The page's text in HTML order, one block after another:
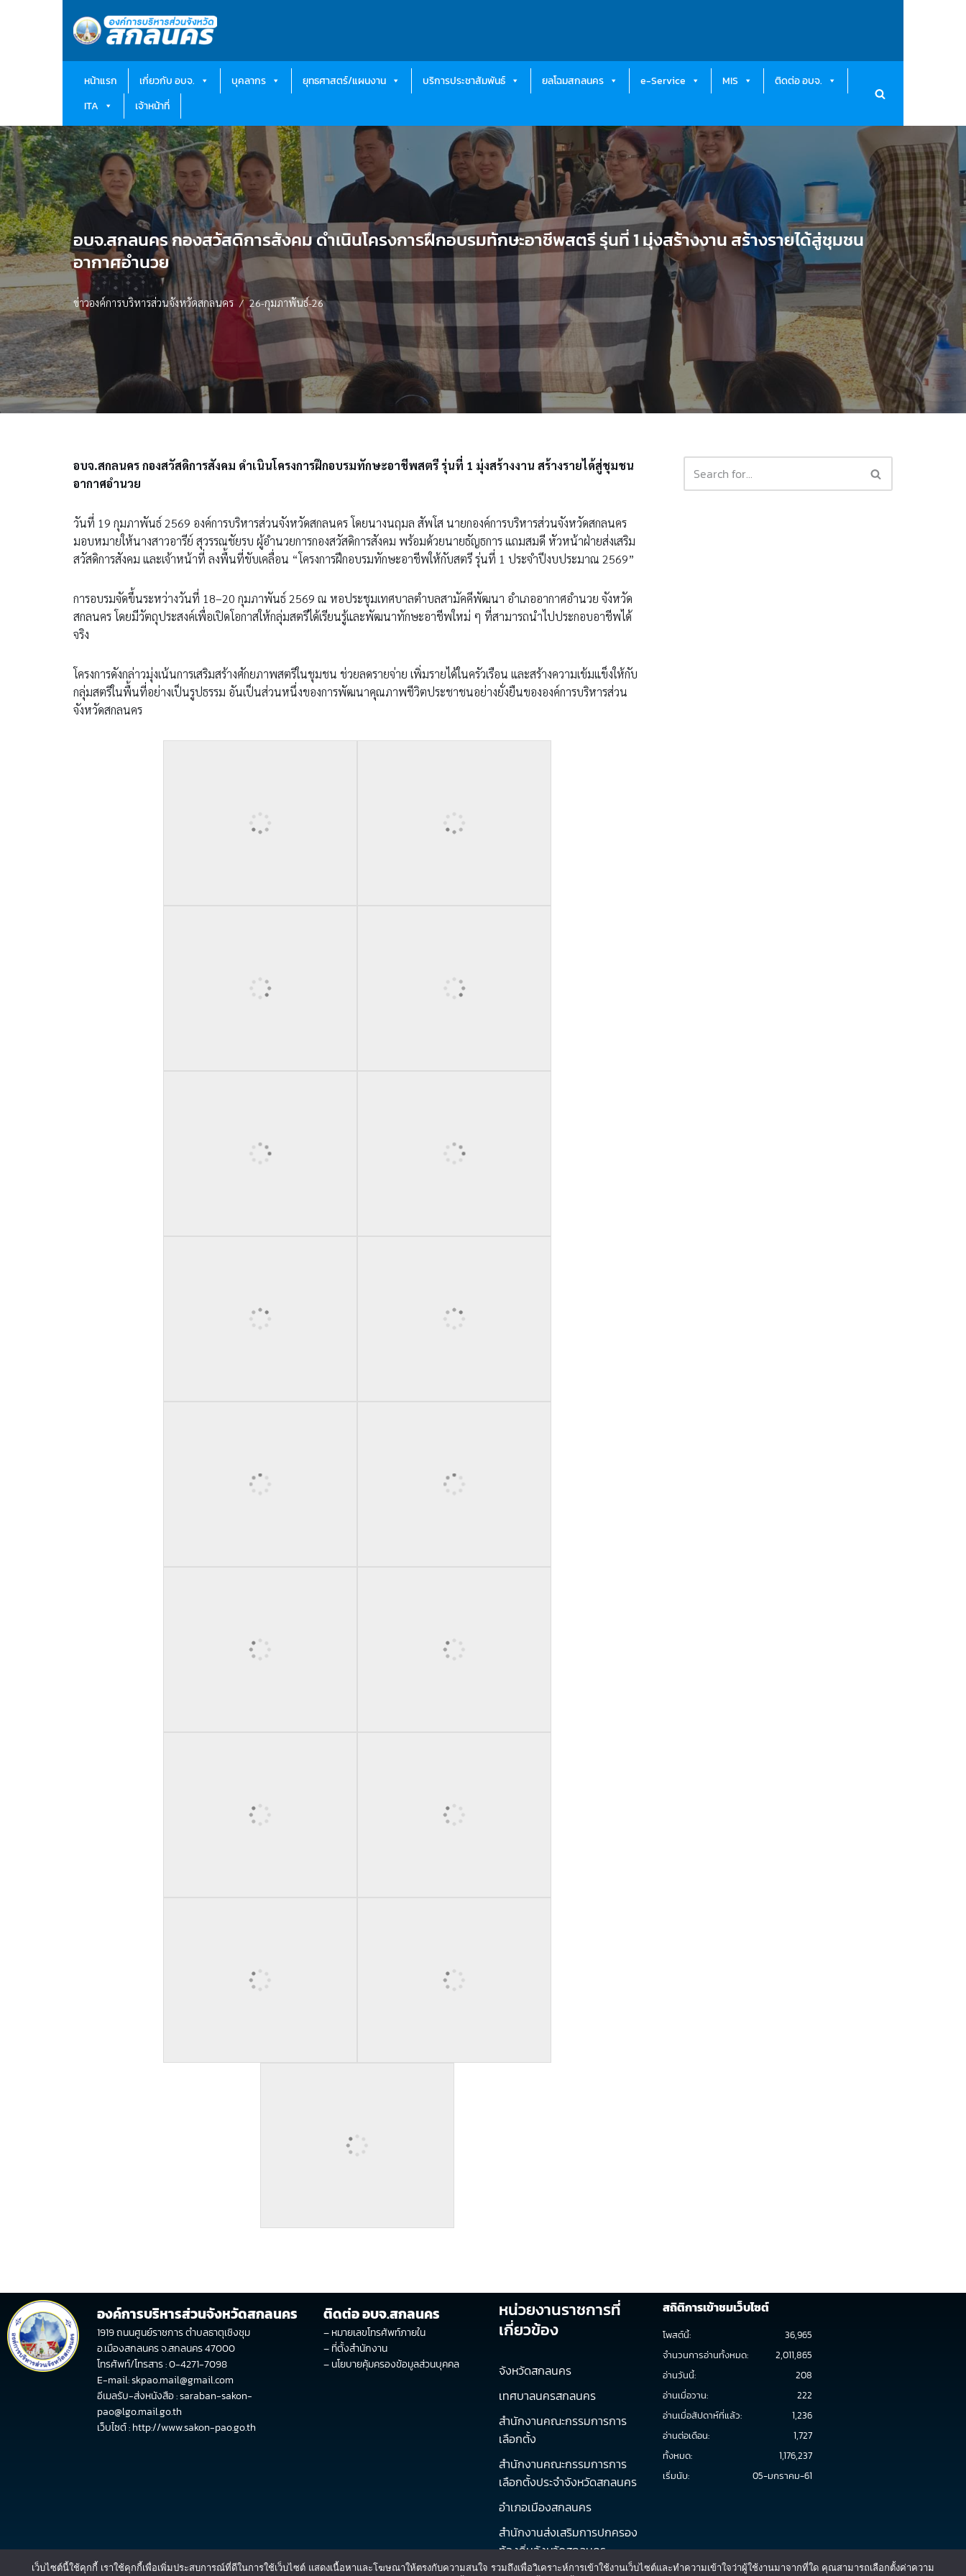
หน้าแรก เกี่ยวกับ อบจ. บุคลากร ยุทธศาสตร์/แผนงาน บริการประชาสัมพันธ์ ยลโฉมสกลนคร e-Service MIS
ติดต่อ อบจ.
ITA
เจ้าหน้าที่
อบจ.สกลนคร กองสวัสดิการสังคม ดำเนินโครงการฝึกอบรมทักษะอาชีพสตรี รุ่นที่ 1 มุ่งสร้างงาน สร้างรายได้สู่ชุมชน
อากาศอำนวย
ข่าวองค์การบริหารส่วนจังหวัดสกลนคร 26-กุมภาพันธ์-26
อบจ.สกลนคร กองสวัสดิการสังคม ดำเนินโครงการฝึกอบรมทักษะอาชีพสตรี รุ่นที่ 1 มุ่งสร้างงาน สร้างรายได้สู่ชุมชน
อากาศอำนวย
วันที่ 19 กุมภาพันธ์ 2569 องค์การบริหารส่วนจังหวัดสกลนคร โดยนางนฤมล สัพโส นายกองค์การบริหารส่วนจังหวัดสกลนคร
มอบหมายให้นางสาวอารีย์ สุวรรณชัยรบ ผู้อำนวยการกองสวัสดิการสังคม พร้อมด้วยนายธัญธการ แถมสมดี หัวหน้าฝ่ายส่งเสริม
สวัสดิการสังคม และเจ้าหน้าที่ ลงพื้นที่ขับเคลื่อน “โครงการฝึกอบรมทักษะอาชีพให้กับสตรี รุ่นที่ 1 ประจำปีงบประมาณ 2569”
การอบรมจัดขึ้นระหว่างวันที่ 18–20 กุมภาพันธ์ 2569 ณ หอประชุมเทศบาลตำบลสามัคคีพัฒนา อำเภออากาศอำนวย จังหวัด
สกลนคร โดยมีวัตถุประสงค์เพื่อเปิดโอกาสให้กลุ่มสตรีได้เรียนรู้และพัฒนาทักษะอาชีพใหม่ ๆ ที่สามารถนำไปประกอบอาชีพได้
จริง
โครงการดังกล่าวมุ่งเน้นการเสริมสร้างศักยภาพสตรีในชุมชน ช่วยลดรายจ่าย เพิ่มรายได้ในครัวเรือน และสร้างความเข้มแข็งให้กับ
กลุ่มสตรีในพื้นที่อย่างเป็นรูปธรรม อันเป็นส่วนหนึ่งของการพัฒนาคุณภาพชีวิตประชาชนอย่างยั่งยืนขององค์การบริหารส่วน
จังหวัดสกลนคร
องค์การบริหารส่วนจังหวัดสกลนคร
1919 ถนนศูนย์ราชการ ตำบลธาตุเชิงชุม
อ.เมืองสกลนคร จ.สกลนคร 47000
โทรศัพท์/โทรสาร : 0-4271-7098
E-mail: skpao.mail@gmail.com
อีเมลรับ-ส่งหนังสือ : saraban-sakon-
pao@lgo.mail.go.th
เว็บไซต์ :http://www.sakon-pao.go.th
ติดต่อ อบจ.สกลนคร
–หมายเลขโทรศัพท์ภายใน
–ที่ตั้งสำนักงาน
–นโยบายคุ้มครองข้อมูลส่วนบุคคล
หน่วยงานราชการที่
เกี่ยวข้อง
จังหวัดสกลนคร
เทศบาลนครสกลนคร
สำนักงานคณะกรรมการการ
เลือกตั้ง
สำนักงานคณะกรรมการการ
เลือกตั้งประจำจังหวัดสกลนคร
อำเภอเมืองสกลนคร
สำนักงานส่งเสริมการปกครอง
ท้องถิ่นจังหวัดสกลนคร
สถิติการเข้าชมเว็บไซต์
โพสต์นี้:
36,965
จำนวนการอ่านทั้งหมด:
2,011,865
อ่านวันนี้:
208
อ่านเมื่อวาน:
222
อ่านเมื่อสัปดาห์ที่แล้ว:
1,236
อ่านต่อเดือน:
1,727
ทั้งหมด:
1,176,237
เริ่มนับ:
05-มกราคม-61
เว็บไซต์นี้ใช้คุกกี้ เราใช้คุกกี้เพื่อเพิ่มประสบการณ์ที่ดีในการใช้เว็บไซต์ แสดงเนื้อหาและโฆษณาให้ตรงกับความสนใจ รวมถึงเพื่อวิเคราะห์การเข้าใช้งานเว็บไซต์และทำความเข้าใจว่าผู้ใช้งานมาจากที่ใด คุณสามารถเลือกตั้งค่าความ